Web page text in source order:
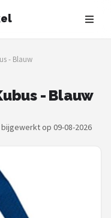
- Blauw
- Blauw
op 09-08-2026